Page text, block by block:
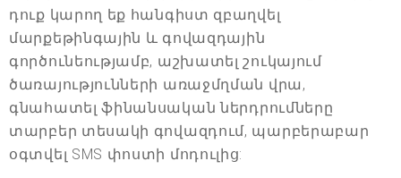
դուք կարող եք հանգիստ զբաղվել
մարքեթինգային և գովազդային
գործունեությամբ, աշխատել շուկայում
ծառայությունների առաջմղման վրա,
գնահատել ֆինանսական ներդրումները
տարբեր տեսակի գովազդում, պարբերաբար
օգտվել SMS փոստի մոդուլից: